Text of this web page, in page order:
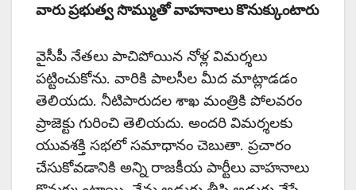
వారు ప్రభుత్వ సొమ్ముతో వాహనాలు కొనుక్కుంటారు
వైసీపీ నేతలు పాచిపోయిన నోళ్ల విమర్శలు
పట్టించుకోను. వారికి పాలసీల మీద మాట్లాడడం
తెలియదు. నీటిపారుదల శాఖ మంత్రికి పోలవరం
ప్రాజెక్టు గురించి తెలియదు. అందరి విమర్శలకు
యువశక్తి సభలో సమాధానం చెబుతా. ప్రచారం
చేసుకోవడానికి అన్ని రాజకీయ పార్టీలు వాహనాలు